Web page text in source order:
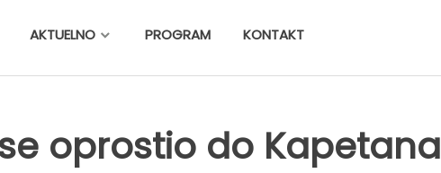
AKTUELNO PROGRAM KONTAKT
oprostio do Kapetana